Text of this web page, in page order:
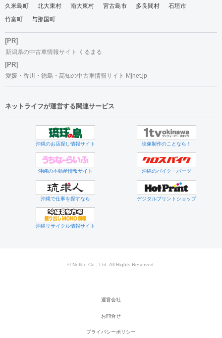
久米島町
北大東村 南大東村 宮古島市 多良間村
石垣市
竹富町
与那国町
[PR]
新潟県の中古車情報サイト くるまる
[PR]
愛媛・香川・徳島・高知の中古車情報サイト Mjnet.jp
ネットライフが運営する関連サービス
沖縄のお店探し情報サイト 映像制作のことなら！
沖縄の不動産情報サイト 沖縄のバイク・パーツ
沖縄で仕事を探すなら デジタルプリントショップ
沖縄リサイクル情報サイト
© Netlife Co., Ltd. All Rights Reserved.
運営会社
お問合せ
プライバシーポリシー